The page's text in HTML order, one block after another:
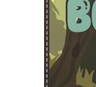
secondo
Ragazzi